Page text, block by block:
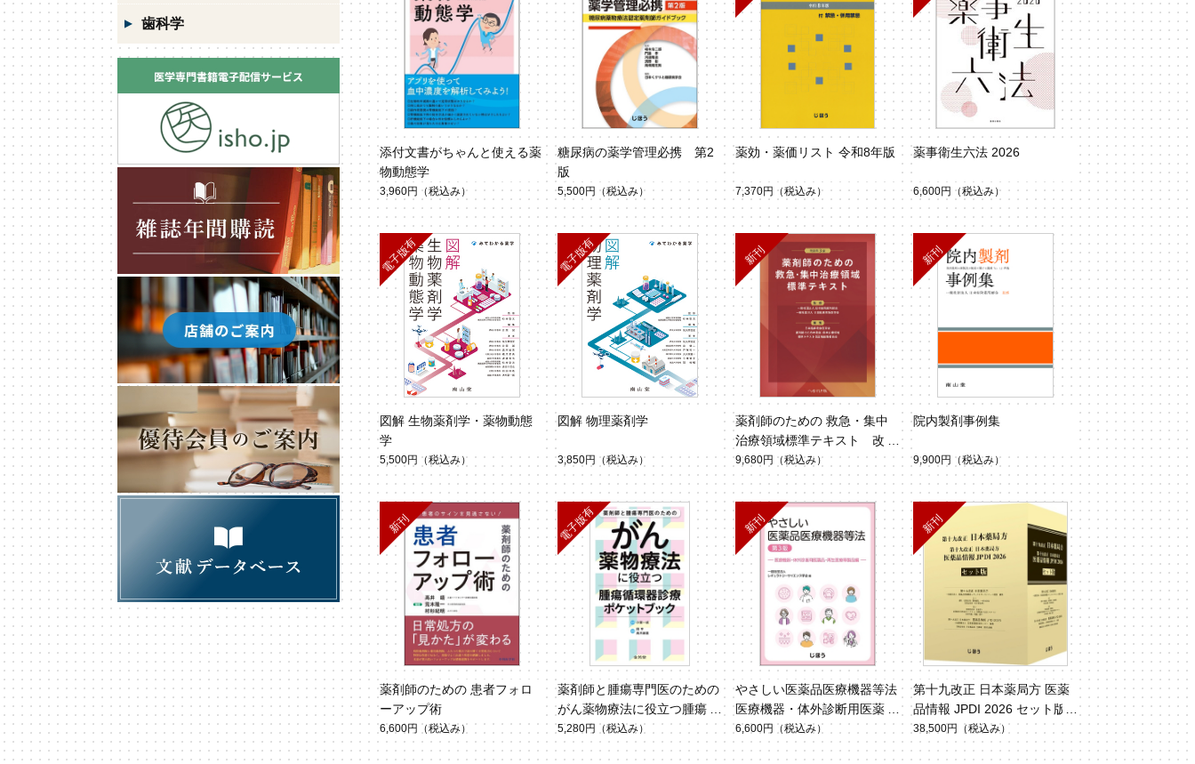
添付文書がちゃんと使える薬
物動態学
3,960円 （税込み）
糖尿病の薬学管理必携 第2
版
5,500円 （税込み）
薬効・薬価リスト 令和8年版
7,370円 （税込み）
薬事衛生六法 2026
6,600円 （税込み）
図解 生物薬剤学・薬物動態
学
5,500円 （税込み）
図解 物理薬剤学
3,850円 （税込み）
薬剤師のための 救急・集中
治療領域標準テキスト 改訂
第3版
9,680円 （税込み）
院内製剤事例集
9,900円 （税込み）
薬剤師のための 患者フォロ
ーアップ術
6,600円 （税込み）
薬剤師と腫瘍専門医のための
がん薬物療法に役立つ腫瘍循
環器診療ポケットブック
5,280円 （税込み）
やさしい医薬品医療機器等法
医療機器・体外診断用医薬
品・再生医療等製品編 第3
版
6,600円 （税込み）
第十九改正 日本薬局方 医薬
品情報 JPDI 2026 セット版
38,500円 （税込み）
歯科学